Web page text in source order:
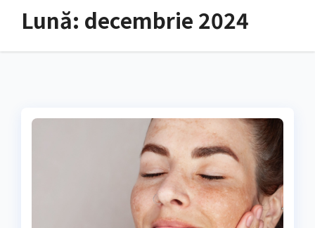
Lună: decembrie 2024